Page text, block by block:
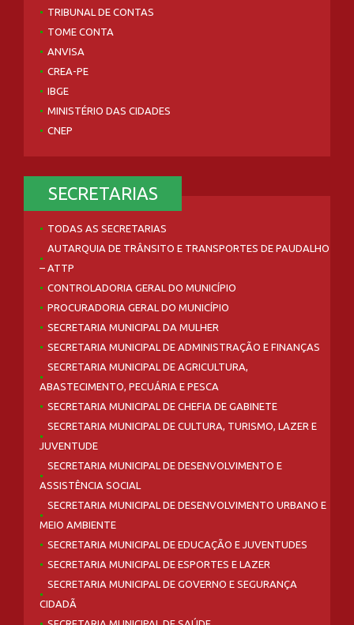
TRIBUNAL DE CONTAS
TOME CONTA
ANVISA
CREA-PE
IBGE
MINISTÉRIO DAS CIDADES
CNEP
SECRETARIAS
TODAS AS SECRETARIAS
AUTARQUIA DE TRÂNSITO E TRANSPORTES DE PAUDALHO
– ATTP
CONTROLADORIA GERAL DO MUNICÍPIO
PROCURADORIA GERAL DO MUNICÍPIO
SECRETARIA MUNICIPAL DA MULHER
SECRETARIA MUNICIPAL DE ADMINISTRAÇÃO E FINANÇAS
SECRETARIA MUNICIPAL DE AGRICULTURA,
ABASTECIMENTO, PECUÁRIA E PESCA
SECRETARIA MUNICIPAL DE CHEFIA DE GABINETE
SECRETARIA MUNICIPAL DE CULTURA, TURISMO, LAZER E
JUVENTUDE
SECRETARIA MUNICIPAL DE DESENVOLVIMENTO E
ASSISTÊNCIA SOCIAL
SECRETARIA MUNICIPAL DE DESENVOLVIMENTO URBANO E
MEIO AMBIENTE
SECRETARIA MUNICIPAL DE EDUCAÇÃO E JUVENTUDES
SECRETARIA MUNICIPAL DE ESPORTES E LAZER
SECRETARIA MUNICIPAL DE GOVERNO E SEGURANÇA
CIDADÃ